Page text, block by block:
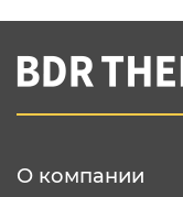
Вы
О компании